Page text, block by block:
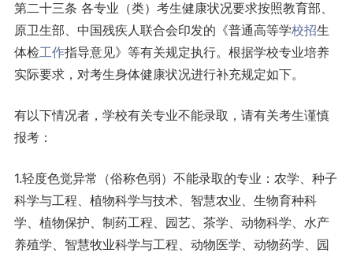
第二十三条 各专业（类）考生健康状况要求按照教育部、
原卫生部、中国残疾人联合会印发的《普通高等学校招生
体检工作指导意见》等有关规定执行。根据学校专业培养
实际要求，对考生身体健康状况进行补充规定如下。
有以下情况者，学校有关专业不能录取，请有关考生谨慎
报考：
1.轻度色觉异常（俗称色弱）不能录取的专业：农学、种子
科学与工程、植物科学与技术、智慧农业、生物育种科
学、植物保护、制药工程、园艺、茶学、动物科学、水产
养殖学、智慧牧业科学与工程、动物医学、动物药学、园